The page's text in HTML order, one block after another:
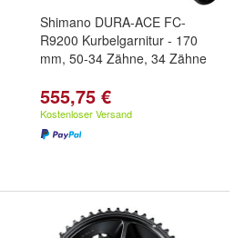
Shimano DURA-ACE FC-
R9200 Kurbelgarnitur - 170
mm, 50-34 Zähne, 34 Zähne
555,75 €
Kostenloser Versand